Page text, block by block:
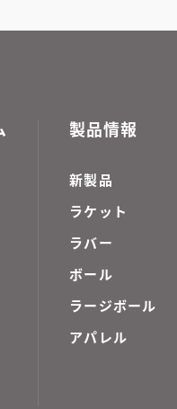
製品情報
新製品
ラケット
ラバー
ボール
ラージボール
アパレル